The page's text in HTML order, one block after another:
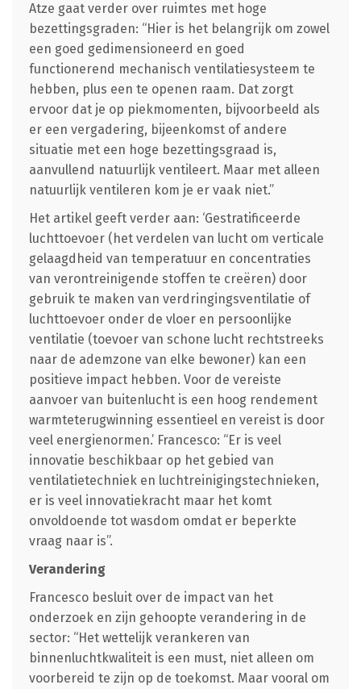
Atze gaat verder over ruimtes met hoge
bezettingsgraden: “Hier is het belangrijk om zowel
een goed gedimensioneerd en goed
functionerend mechanisch ventilatiesysteem te
hebben, plus een te openen raam. Dat zorgt
ervoor dat je op piekmomenten, bijvoorbeeld als
er een vergadering, bijeenkomst of andere
situatie met een hoge bezettingsgraad is,
aanvullend natuurlijk ventileert. Maar met alleen
natuurlijk ventileren kom je er vaak niet.”
Het artikel geeft verder aan: ‘Gestratificeerde
luchttoevoer (het verdelen van lucht om verticale
gelaagdheid van temperatuur en concentraties
van verontreinigende stoffen te creëren) door
gebruik te maken van verdringingsventilatie of
luchttoevoer onder de vloer en persoonlijke
ventilatie (toevoer van schone lucht rechtstreeks
naar de ademzone van elke bewoner) kan een
positieve impact hebben. Voor de vereiste
aanvoer van buitenlucht is een hoog rendement
warmteterugwinning essentieel en vereist is door
veel energienormen.’ Francesco: “Er is veel
innovatie beschikbaar op het gebied van
ventilatietechniek en luchtreinigingstechnieken,
er is veel innovatiekracht maar het komt
onvoldoende tot wasdom omdat er beperkte
vraag naar is”.
Verandering
Francesco besluit over de impact van het
onderzoek en zijn gehoopte verandering in de
sector: “Het wettelijk verankeren van
binnenluchtkwaliteit is een must, niet alleen om
voorbereid te zijn op de toekomst. Maar vooral om